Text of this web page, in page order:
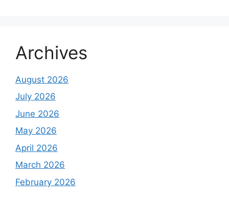
Archives
August 2026
July 2026
June 2026
May 2026
April 2026
March 2026
February 2026